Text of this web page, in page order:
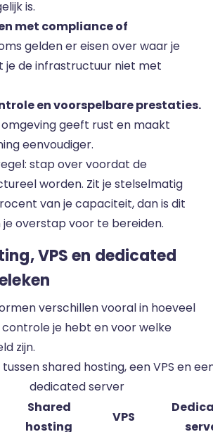
is.
met compliance of
gelden er eisen over waar je
je de infrastructuur niet met
en voorspelbare prestaties.
omgeving geeft rust en maakt
eenvoudiger.
stap over voordat de
worden. Zit je stelselmatig
van je capaciteit, dan is dit
overstap voor te bereiden.
VPS en dedicated
verschillen vooral in hoeveel
je hebt en voor welke
zijn.
shared hosting, een VPS en
dedicated server
Shared
hosting
VPS